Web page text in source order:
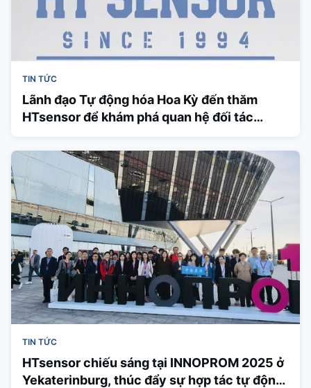
TIN TỨC
Lãnh đạo Tự động hóa Hoa Kỳ đến thăm
HTsensor để khám phá quan hệ đối tác
TIN TỨC
HTsensor chiếu sáng tại INNOPROM 2025 ở
Yekaterinburg, thúc đẩy sự hợp tác tự động